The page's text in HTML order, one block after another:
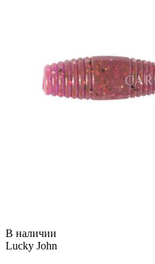
В наличии
Lucky John